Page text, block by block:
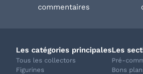
commentaires
Les catégories principales
Tous les collectors
Figurines
Les
Pré-
Bons